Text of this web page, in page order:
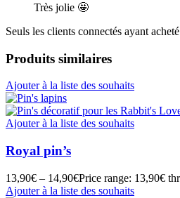
Très jolie 🤩
Seuls les clients connectés ayant
Produits similaires
Ajouter à la liste des souhaits
Ajouter à la liste des souhaits
Royal pin’s
13,90€ – 14,90€Price range: 13,90€
Ajouter à la liste des souhaits